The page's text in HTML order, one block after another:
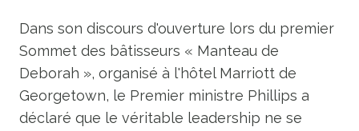
Dans son discours d'ouverture lors du premier
Sommet des bâtisseurs « Manteau de
Deborah », organisé à l'hôtel Marriott de
Georgetown, le Premier ministre Phillips a
déclaré que le véritable leadership ne se